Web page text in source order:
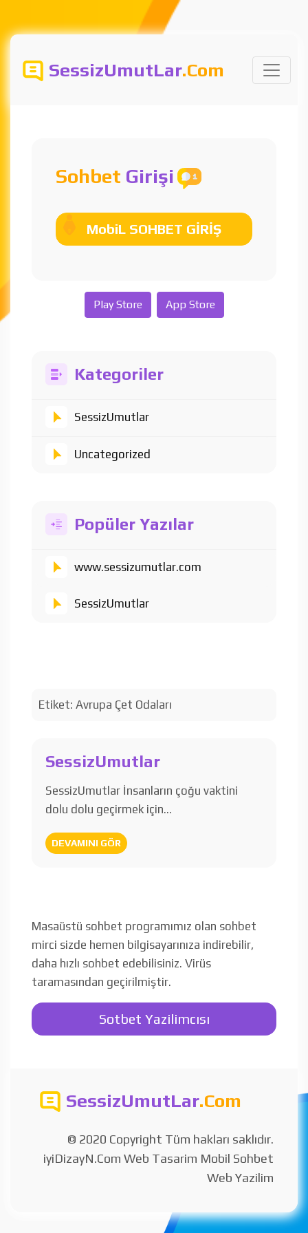
SessizUmutLar.Com
Sohbet Girişi
MobiL SOHBET GİRİŞ
Play Store App Store
Kategoriler
SessizUmutlar
Uncategorized
Popüler Yazılar
www.sessizumutlar.com
SessizUmutlar
Etiket: Avrupa Çet Odaları
SessizUmutlar
SessizUmutlar İnsanların çoğu vaktini
dolu dolu geçirmek için…
DEVAMINI GÖR
Masaüstü sohbet programımız olan sohbet
mirci sizde hemen bilgisayarınıza indirebilir,
daha hızlı sohbet edebilisiniz. Virüs
taramasından geçirilmiştir.
Sotbet Yazilimcısı
SessizUmutLar.Com
© 2020 Copyright Tüm hakları saklıdır.
iyiDizayN.Com Web Tasarim Mobil Sohbet
Web Yazilim